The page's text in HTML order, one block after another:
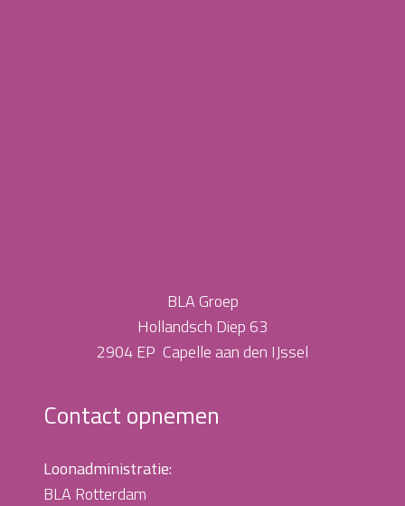
BLA Groep
Hollandsch Diep 63
2904 EP Capelle aan den IJssel
Contact opnemen
Loonadministratie:
BLA Rotterdam